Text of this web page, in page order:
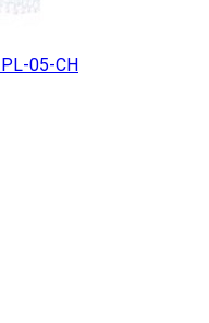
05-CH